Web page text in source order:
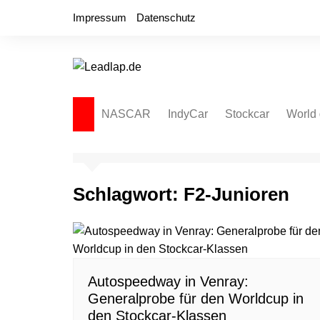
Impressum Datenschutz
NASCAR
NASCAR Truck Series
NASCAR Euro Series
NASCAR Canada Series
NASCAR Mexico Series
IndyCar Stockcar World
Schlagwort: F2-Junioren
Autospeedway in Venray:
Generalprobe für den Worldcup in
den Stockcar-Klassen